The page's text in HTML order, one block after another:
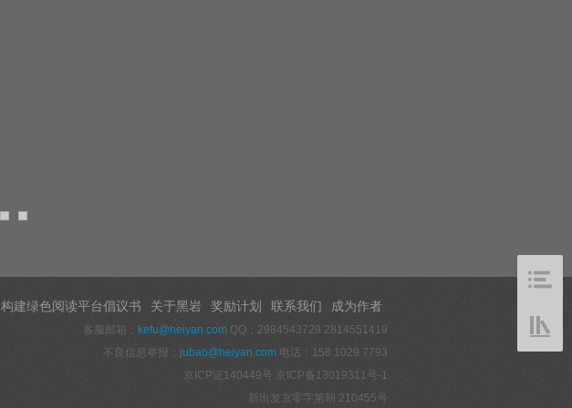
构建绿色阅读平台倡议书 关于黑岩 奖励计划 联系我们 成为作者
客服邮箱： kefu@heiyan.com QQ：2984543729 2814551419
不良信息举报： jubao@heiyan.com 电话：158 1029 7793
京ICP证140449号 京ICP备13019311号-1
新出发京零字第朝 210455号